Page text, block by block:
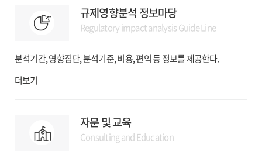
규제영향분석 정보마당
Regulatory impact analysis Guide Line
분석기간, 영향집단, 분석기준, 비용, 편익 등 정보를 제공한다.
더보기
자문 및 교육
Consulting and Education